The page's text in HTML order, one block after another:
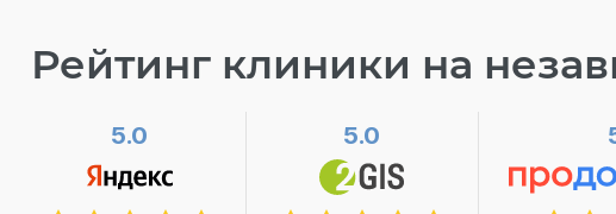
Рейтинг клиники на
5.0 5.0